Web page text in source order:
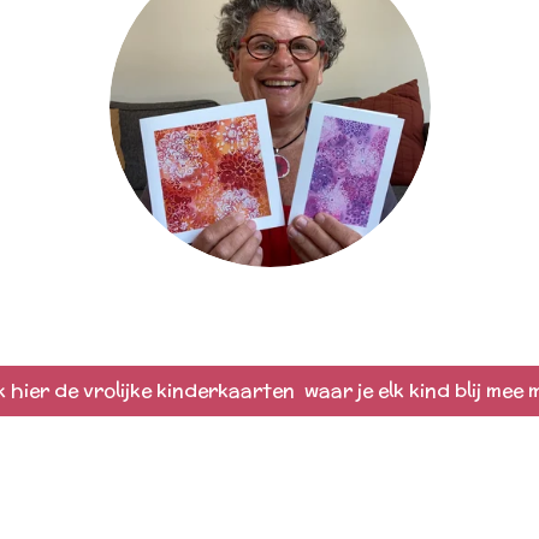
hier de vrolijke kinderkaarten waar je elk kind blij mee